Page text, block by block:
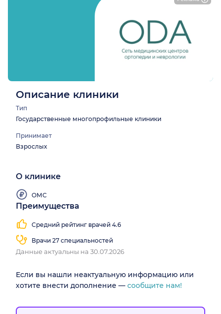
Описание клиники
Тип
Государственные многопрофильные клиники
Принимает
Взрослых
О клинике
ОМС
Преимущества
Средний рейтинг врачей 4.6
Врачи 27 специальностей
Данные актуальны на 30.07.2026
Если вы нашли неактуальную информацию или
хотите внести дополнение — сообщите нам!